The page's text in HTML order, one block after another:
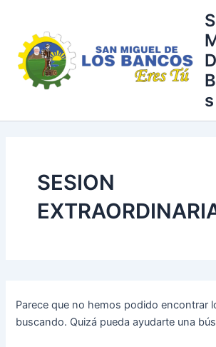
contenido
s
SESION
Parece que no hemos podido encontrar
buscando. Quizá pueda ayudarte una